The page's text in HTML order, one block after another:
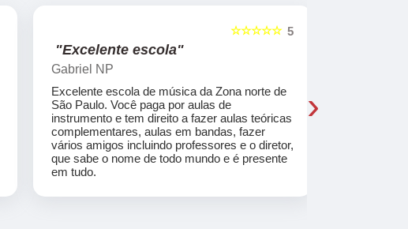
5
☆☆☆☆☆
"Excelente escola"
Gabriel NP
Excelente escola de música da Zona norte de
São Paulo. Você paga por aulas de
instrumento e tem direito a fazer aulas teóricas
complementares, aulas em bandas, fazer
vários amigos incluindo professores e o diretor,
que sabe o nome de todo mundo e é presente
em tudo.
›